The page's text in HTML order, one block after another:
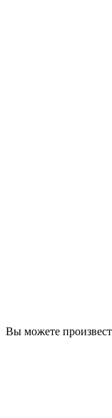
Вы можете